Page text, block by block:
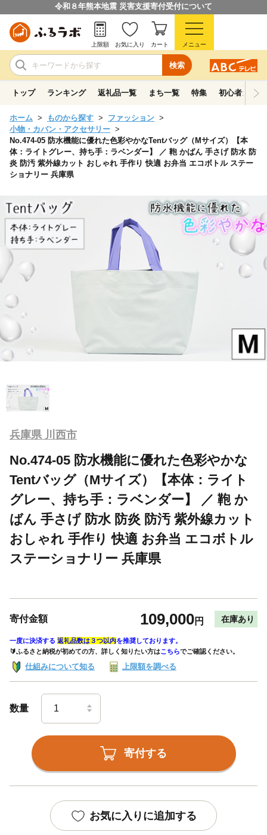
令和８年熊本地震 災害支援寄付受付について
検索
上限額 お気に入り カート メニュー
トップ ランキング 返礼品一覧 まち一覧 特集 初心者ガイド
ホーム ものから探す
ファッション
小物・カバン・アクセサリー
No.474-05 防水機能に優れた色彩やかなTentバッグ（Mサイズ）【本
体：ライトグレー、持ち手：ラベンダー】 ／ 鞄 かばん 手さげ 防水 防
炎 防汚 紫外線カット おしゃれ 手作り 快適 お弁当 エコボトル ステー
ショナリー 兵庫県
兵庫県 川西市
No.474-05 防水機能に優れた色彩やかな
Tentバッグ（Mサイズ）【本体：ライト
グレー、持ち手：ラベンダー】 ／ 鞄 か
ばん 手さげ 防水 防炎 防汚 紫外線カット
おしゃれ 手作り 快適 お弁当 エコボトル
ステーショナリー 兵庫県
寄付金額 109,000円 在庫あり
一度に決済する 返礼品数は３つ以内を推奨しております。
🔰ふるさと納税が初めての方、詳しく知りたい方はこちらでご確認ください。
仕組みについて知る 上限額を調べる
数量
寄付する
お気に入りに追加する